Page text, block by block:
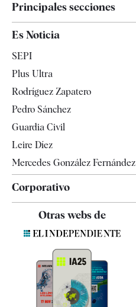
Principales secciones
España
Televisión
Es Noticia
SEPI
Plus Ultra
Rodríguez Zapatero
Pedro Sánchez
Guardia Civil
Leire Díez
Mercedes González Fernández
Corporativo
Contacto
Quiénes somos
Especificaciones
Otras webs de